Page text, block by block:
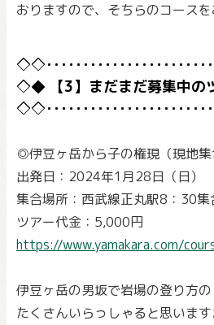
おりますので、そちらのコースを
【3】まだまだ募集中の
◎伊豆ヶ岳から子の権現（現地集
出発日：2024年1月28日（日）
集合場所：西武線正丸駅8：30集
ツアー代金：5,000円
https://www.yamakara.com/
伊豆ヶ岳の男坂で岩場の登り方
たくさんいらっしゃると思います